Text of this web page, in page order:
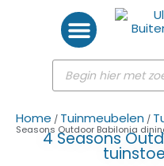
Home / Tuinmeubelen /
Seasons Outdoor Babilonia
4 Seasons